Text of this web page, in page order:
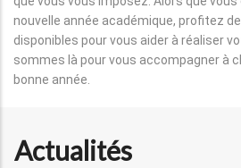
nouvelle année académique, profitez
disponibles pour vous aider à réaliser
sommes là pour vous accompagner à
bonne année.
Actualités